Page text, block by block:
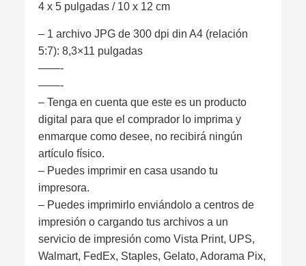
4 x 5 pulgadas / 10 x 12 cm
– 1 archivo JPG de 300 dpi din A4 (relación
5:7): 8,3×11 pulgadas
——-
——-
– Tenga en cuenta que este es un producto
digital para que el comprador lo imprima y
enmarque como desee, no recibirá ningún
artículo físico.
– Puedes imprimir en casa usando tu
impresora.
– Puedes imprimirlo enviándolo a centros de
impresión o cargando tus archivos a un
servicio de impresión como Vista Print, UPS,
Walmart, FedEx, Staples, Gelato, Adorama Pix,